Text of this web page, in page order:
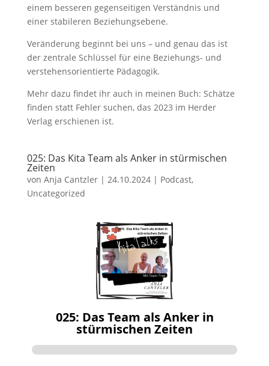
einem besseren gegenseitigen Verständnis und
einer stabileren Beziehungsebene.
Veränderung beginnt bei uns – und genau das ist
der zentrale Schlüssel für eine Beziehungs- und
verstehensorientierte Pädagogik.
Mehr dazu findet ihr auch in meinen Buch: Schätze
finden statt Fehler suchen, das 2023 im Herder
Verlag erschienen ist.
025: Das Kita Team als Anker in stürmischen
Zeiten
von Anja Cantzler| 24.10.2024| Podcast,
Uncategorized